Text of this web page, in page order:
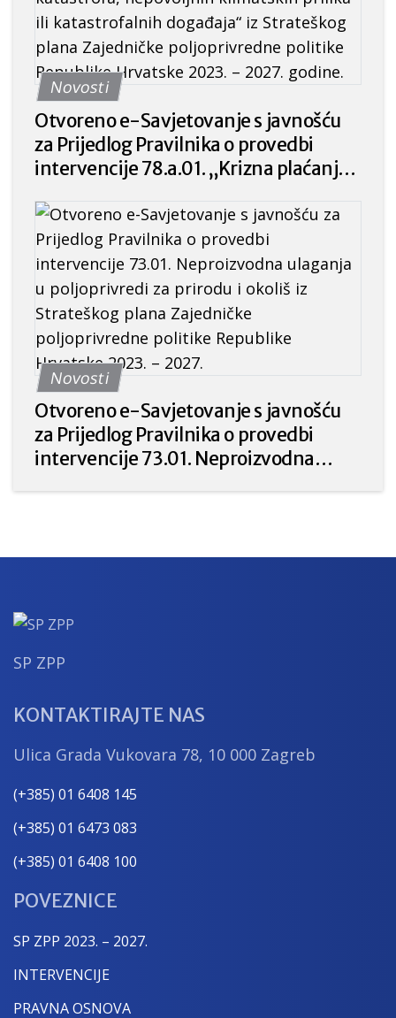
Novosti
Otvoreno e-Savjetovanje s javnošću
za Prijedlog Pravilnika o provedbi
intervencije 78.a.01. „Krizna plaćanja
katastrofa, nepovoljnih klimatskih
prilika ili katastrofalnih događaja“ iz
Strateškog plana Zajedničke
poljoprivredne politike Republike
Hrvatske 2023. – 2027. godine.
Novosti
Otvoreno e-Savjetovanje s javnošću
za Prijedlog Pravilnika o provedbi
intervencije 73.01. Neproizvodna
Hrvatske 2023. – 2027.
SP ZPP
KONTAKTIRAJTE NAS
Ulica Grada Vukovara 78, 10 000 Zagreb
(+385) 01 6408 145
(+385) 01 6473 083
(+385) 01 6408 100
POVEZNICE
SP ZPP 2023. – 2027.
INTERVENCIJE
PRAVNA OSNOVA